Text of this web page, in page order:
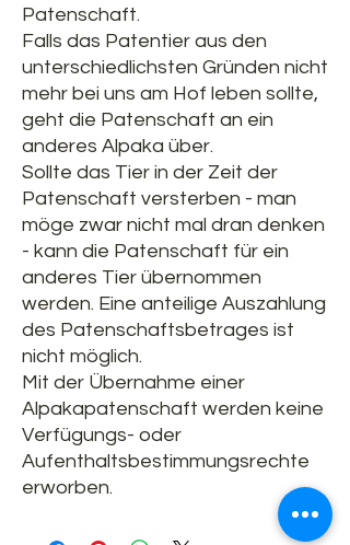
Patenschaft.
Falls das Patentier aus den
unterschiedlichsten Gründen nicht
mehr bei uns am Hof leben sollte,
geht die Patenschaft an ein
anderes Alpaka über.
Sollte das Tier in der Zeit der
Patenschaft versterben - man
möge zwar nicht mal dran denken
- kann die Patenschaft für ein
anderes Tier übernommen
werden. Eine anteilige Auszahlung
des Patenschaftsbetrages ist
nicht möglich.
Mit der Übernahme einer
Alpakapatenschaft werden keine
Verfügungs- oder
Aufenthaltsbestimmungsrechte
erworben.